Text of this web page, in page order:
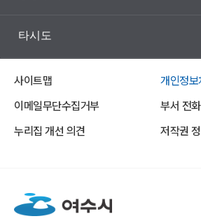
타시도
사이트맵
개인정보
이메일무단수집거부
부서 전
누리집 개선 의견
저작권